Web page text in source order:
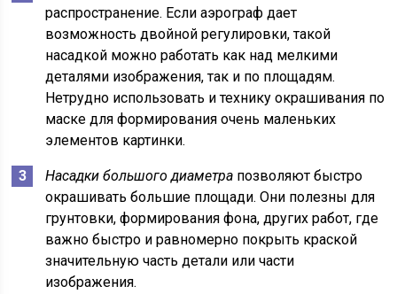
распространение. Если аэрограф дает
возможность двойной регулировки, такой
насадкой можно работать как над мелкими
деталями изображения, так и по площадям.
Нетрудно использовать и технику окрашивания по
маске для формирования очень маленьких
элементов картинки.
Насадки большого диаметра позволяют быстро
окрашивать большие площади. Они полезны для
грунтовки, формирования фона, других работ, где
важно быстро и равномерно покрыть краской
значительную часть детали или части
изображения.